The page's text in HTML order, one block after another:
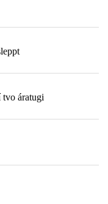
tvo áratugi